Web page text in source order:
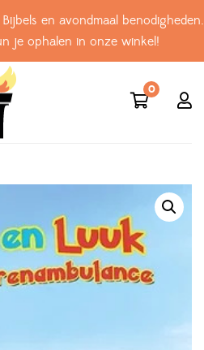
en avondmaal benodigheden.
je ophalen in onze winkel!
0